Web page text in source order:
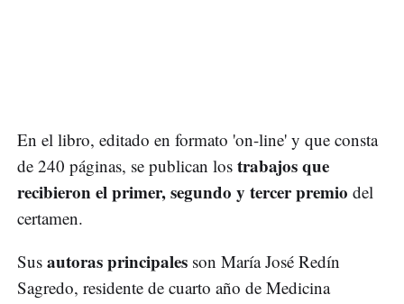
En el libro, editado en formato 'on-line' y que consta
de 240 páginas, se publican los trabajos que
recibieron el primer, segundo y tercer premio del
certamen.
Sus autoras principales son María José Redín
Sagredo, residente de cuarto año de Medicina